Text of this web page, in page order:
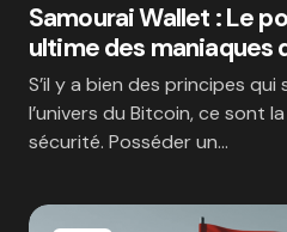
Samourai Wallet : Le
ultime des
S’il y a bien des principes
l’univers du Bitcoin, ce sont
sécurité. Posséder un…